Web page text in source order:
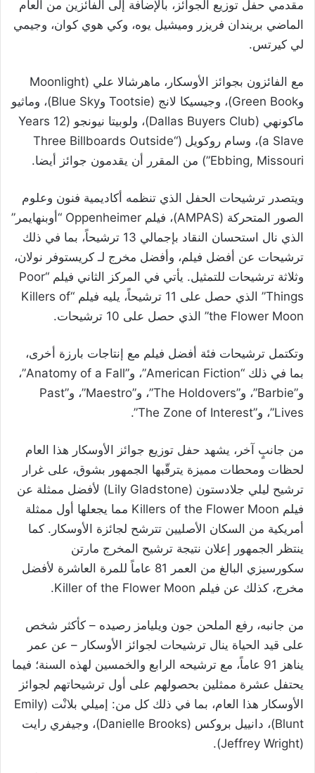
مقدمي حفل توزيع الجوائز، بالإضافة إلى الفائزين من العام
الماضي بريندان فريزر وميشيل يوه، وكي هوي كوان، وجيمي
لي كيرتس.
مع الفائزون بجوائز الأوسكار، ماهرشالا علي (Moonlight
وGreen Book)، وجيسيكا لانج (Tootsie وBlue Sky)، وماثيو
ماكونهي (Dallas Buyers Club)، ولوبيتا نيونجو (12 Years
a Slave)، وسام روكويل (“Three Billboards Outside
Ebbing, Missouri”) من المقرر أن يقدمون جوائز أيضا.
ويتصدر ترشيحات الحفل الذي تنظمه أكاديمية فنون وعلوم
الصور المتحركة (AMPAS)، فيلم Oppenheimer “أوبنهايمر”
الذي نال استحسان النقاد بإجمالي 13 ترشيحاً، بما في ذلك
ترشيحات عن أفضل فيلم، وأفضل مخرج لـ كريستوفر نولان،
وثلاثة ترشيحات للتمثيل. يأتي في المركز الثاني فيلم “Poor
Things” الذي حصل على 11 ترشيحاً، يليه فيلم “Killers of
the Flower Moon” الذي حصل على 10 ترشيحات.
وتكتمل ترشيحات فئة أفضل فيلم مع إنتاجات بارزة أخرى،
بما في ذلك “American Fiction”، و”Anatomy of a Fall”،
و”Barbie”، و”The Holdovers”، و”Maestro”، و”Past
Lives”، و”The Zone of Interest”.
من جانبٍ آخر، يشهد حفل توزيع جوائز الأوسكار هذا العام
لحظات ومحطات مميزة يترقّبها الجمهور بشوق، على غرار
ترشيح ليلي جلادستون (Lily Gladstone) لأفضل ممثلة عن
فيلم Killers of the Flower Moon مما يجعلها أول ممثلة
أمريكية من السكان الأصليين تترشح لجائزة الأوسكار. كما
ينتظر الجمهور إعلان نتيجة ترشيح المخرج مارتن
سكورسيزي البالغ من العمر 81 عاماً للمرة العاشرة لأفضل
مخرج، كذلك عن فيلم Killer of the Flower Moon.
من جانبه، رفع الملحن جون ويليامز رصيده – كأكثر شخص
على قيد الحياة ينال ترشيحات لجوائز الأوسكار – عن عمر
يناهز 91 عاماً، مع ترشيحه الرابع والخمسين لهذه السنة؛ فيما
يحتفل عشرة ممثلين بحصولهم على أول ترشيحاتهم لجوائز
الأوسكار هذا العام، بما في ذلك كل من: إميلي بلانْت (Emily
Blunt)، دانييل بروكس (Danielle Brooks)، وجيفري رايت
(Jeffrey Wright).